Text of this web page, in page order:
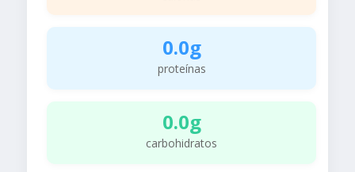
0.0g
proteínas
0.0g
carbohidratos